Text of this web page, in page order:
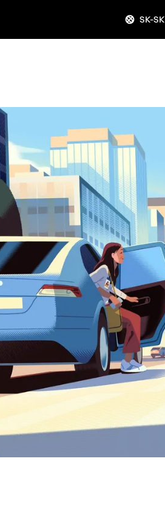
SK-SK